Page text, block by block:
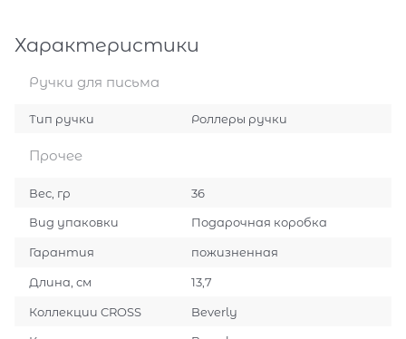
Характеристики
Ручки для письма
Тип ручки Роллеры ручки
Прочее
Вес, гр 36
Вид упаковки Подарочная коробка
Гарантия пожизненная
Длина, см 13,7
Коллекции CROSS Beverly